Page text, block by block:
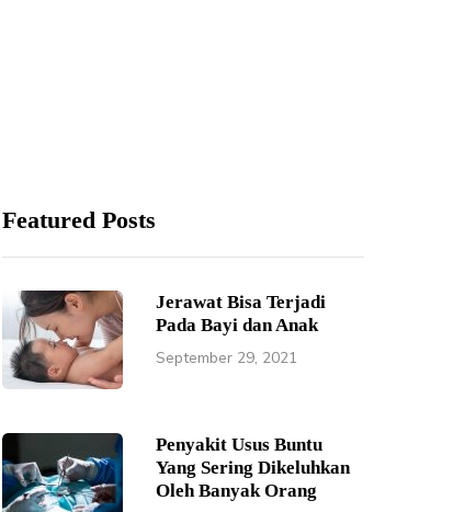
Featured Posts
Jerawat Bisa Terjadi
Pada Bayi dan Anak
September 29, 2021
Penyakit Usus Buntu
Yang Sering Dikeluhkan
Oleh Banyak Orang